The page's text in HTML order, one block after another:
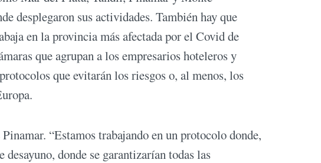
desplegaron sus actividades. También hay que
en la provincia más afectada por el Covid de
que agrupan a los empresarios hoteleros y
que evitarán los riesgos o, al menos, los
“Estamos trabajando en un protocolo donde,
donde se garantizarían todas las